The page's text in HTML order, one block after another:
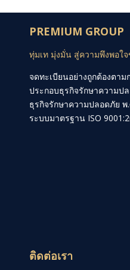
PREMIUM GROUP
ทุ่มเท มุ่งมั่น สู่ความพึงพอใ
จดทะเบียนอย่างถูกต้องตา
ประกอบธุรกิจรักษาความ
ธุรกิจรักษาความปลอดภัย
ระบบมาตรฐาน ISO
ติดต่อเรา